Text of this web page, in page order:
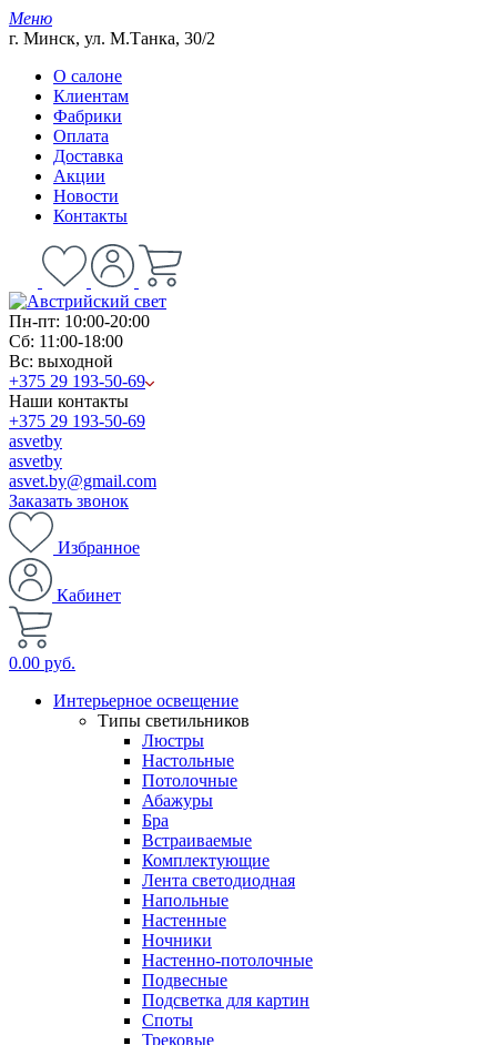
Меню
г. Минск, ул. М.Танка, 30/2
О салоне
Клиентам
Фабрики
Оплата
Доставка
Акции
Новости
Контакты
Пн-пт: 10:00-20:00
Сб: 11:00-18:00
Вс: выходной
+375 29 193-50-69
Наши контакты
+375 29 193-50-69
asvetby
asvetby
asvet.by@gmail.com
Заказать звонок
Избранное
Кабинет
0.00 руб.
Интерьерное освещение
Типы светильников
Люстры
Настольные
Потолочные
Абажуры
Бра
Встраиваемые
Комплектующие
Лента светодиодная
Напольные
Настенные
Ночники
Настенно-потолочные
Подвесные
Подсветка для картин
Споты
Трековые